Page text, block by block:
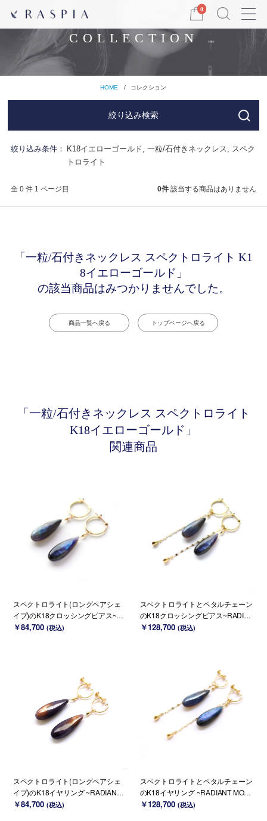
Menu
0
COLLECTION
HOME コレクション
絞り込み検索
絞り込み条件： K18イエローゴールド, 一粒/石付きネックレス, スペク
トロライト
全 0 件 1 ページ目 0件 該当する商品はありません
「一粒/石付きネックレス スペクトロライト K1
8イエローゴールド」
の該当商品はみつかりませんでした。
商品一覧へ戻る トップページへ戻る
「一粒/石付きネックレス スペクトロライト
K18イエローゴールド」
関連商品
スペクトロライト(ロングペアシェ
イプ)のK18クロッシングピアス~RA
DIANT MOMENTS~
￥84,700 (税込)
スペクトロライトとペタルチェーン
のK18クロッシングピアス~RADIAN
T MOMENTS~
￥128,700 (税込)
スペクトロライト(ロングペアシェ
イプ)のK18イヤリング ~RADIANT
MOMENTS~
￥84,700 (税込)
スペクトロライトとペタルチェーン
のK18イヤリング ~RADIANT MOM
ENTS~
￥128,700 (税込)